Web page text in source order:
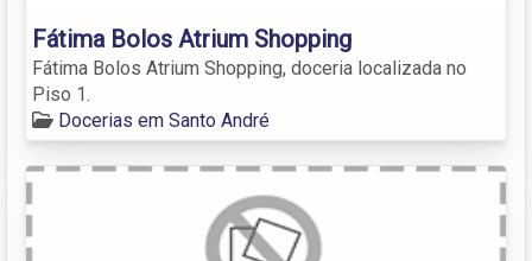
Fátima Bolos Atrium Shopping
Fátima Bolos Atrium Shopping, doceria localizada no
Piso 1.
Docerias em Santo André